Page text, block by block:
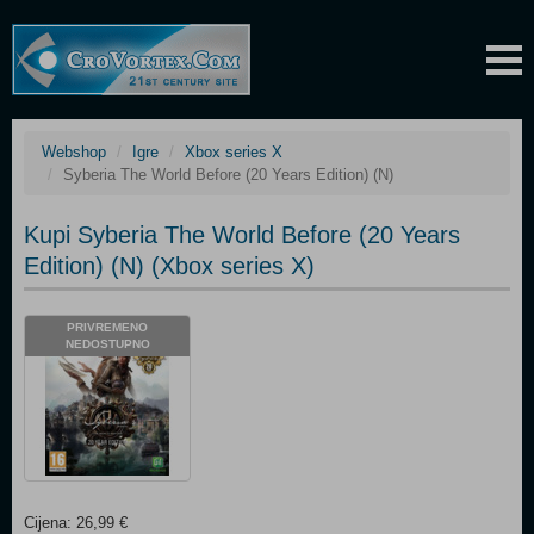
Webshop Igre
Xbox series X
Syberia The World Before (20 Years Edition) (N)
Kupi Syberia The World Before (20 Years
Edition) (N) (Xbox series X)
PRIVREMENO
NEDOSTUPNO
Cijena: 26,99 €